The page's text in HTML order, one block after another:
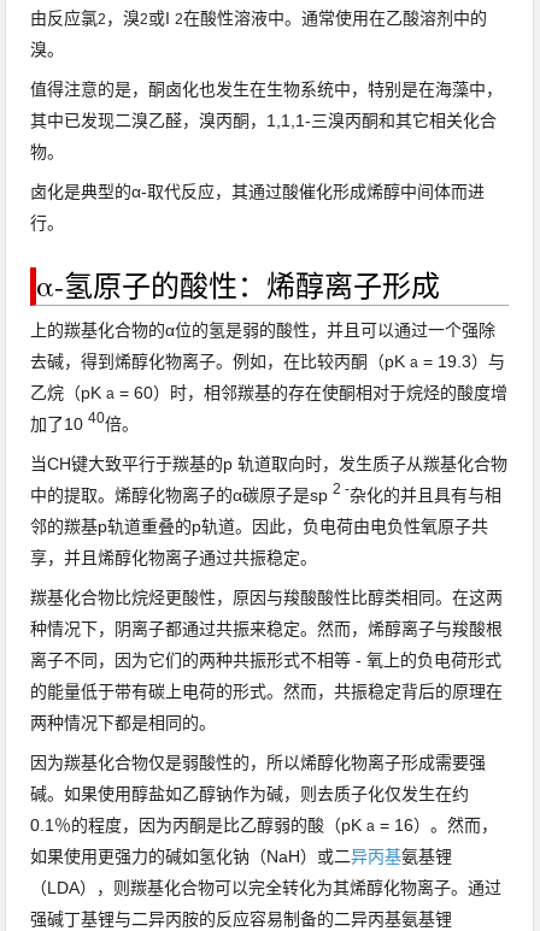
由反应氯2 ，溴2或I2在酸性溶液中。通常使用在乙酸溶剂中的
溴。
值得注意的是，酮卤化也发生在生物系统中，特别是在海藻中，
其中已发现二溴乙醛，溴丙酮， 1,1,1-三溴丙酮和其它相关化合
物。
卤化是典型的α-取代反应，其通过酸催化形成烯醇中间体而进
行。
α-氢原子的酸性：烯醇离子形成
上的羰基化合物的α位的氢是弱的酸性，并且可以通过一个强除
去碱，得到烯醇化物离子。例如，在比较丙酮 （pKa = 19.3）与
乙烷 （pKa = 60）时，相邻羰基的存在使酮相对于烷烃的酸度增
加了1040倍。
当CH键大致平行于羰基的p轨道取向时，发生质子从羰基化合物
中的提取。烯醇化物离子的α碳原子是sp2 -杂化的并且具有与相
邻的羰基p轨道重叠的p轨道。 因此，负电荷由电负性氧原子共
享，并且烯醇化物离子通过共振稳定。
羰基化合物比烷烃更酸性，原因与羧酸酸性比醇类相同。在这两
种情况下， 阴离子都通过共振来稳定。然而，烯醇离子与羧酸根
离子不同，因为它们的两种共振形式不相等 - 氧上的负电荷形式
的能量低于带有碳上电荷的形式。然而，共振稳定背后的原理在
两种情况下都是相同的。
因为羰基化合物仅是弱酸性的，所以烯醇化物离子形成需要强
碱。如果使用醇盐如乙醇钠作为碱，则去质子化仅发生在约
0.1％的程度，因为丙酮是比乙醇弱的酸（pKa = 16）。然而，
如果使用更强力的碱如氢化钠 （NaH）或二异丙基氨基锂
（LDA），则羰基化合物可以完全转化为其烯醇化物离子。通过
强碱丁基锂与二异丙胺的反应容易制备的二异丙基氨基锂